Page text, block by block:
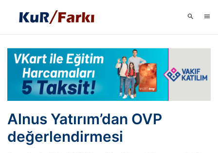
Alnus Yatırım’dan OVP
değerlendirmesi